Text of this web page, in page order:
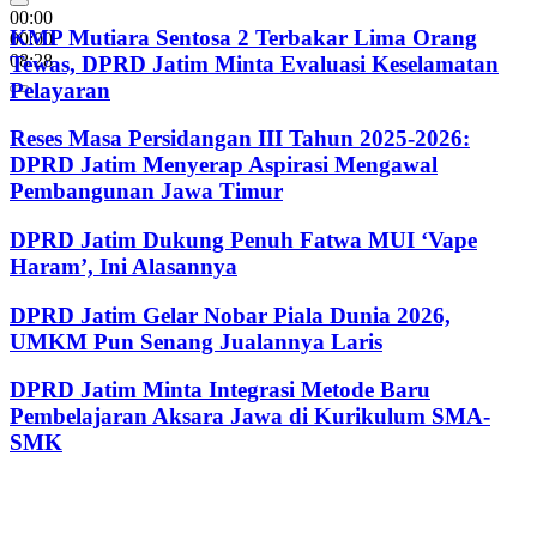
00:00
00:00
08:28
KMP Mutiara Sentosa 2 Terbakar Lima Orang
Tewas, DPRD Jatim Minta Evaluasi Keselamatan
Pelayaran
Reses Masa Persidangan III Tahun 2025-2026:
DPRD Jatim Menyerap Aspirasi Mengawal
Pembangunan Jawa Timur
DPRD Jatim Dukung Penuh Fatwa MUI ‘Vape
Haram’, Ini Alasannya
DPRD Jatim Gelar Nobar Piala Dunia 2026,
UMKM Pun Senang Jualannya Laris
DPRD Jatim Minta Integrasi Metode Baru
Pembelajaran Aksara Jawa di Kurikulum SMA-
SMK